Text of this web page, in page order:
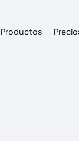
Productos